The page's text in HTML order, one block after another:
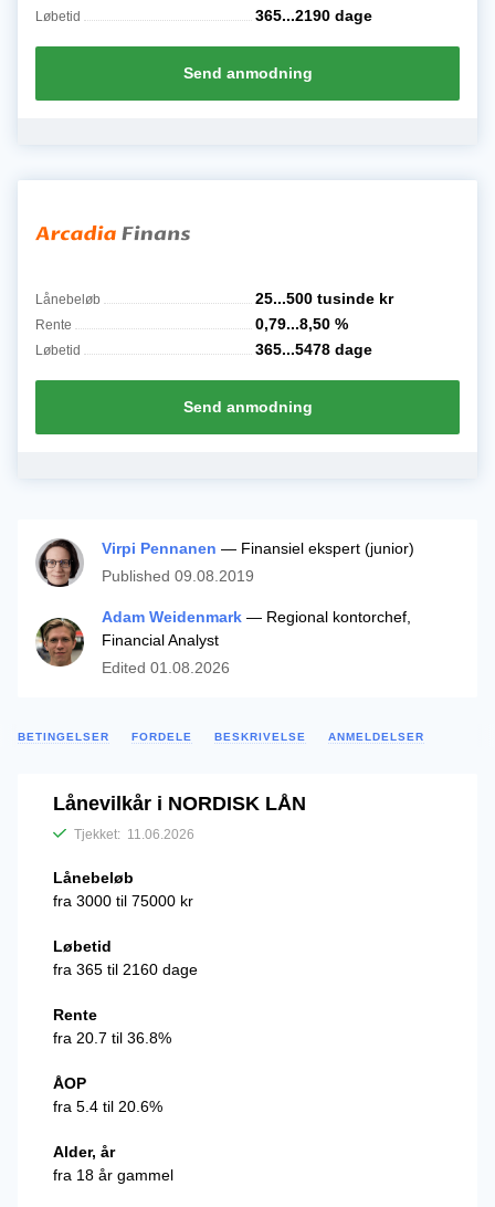
Løbetid 365...2190 dage
Send anmodning
Lånebeløb 25...500 tusinde kr
Rente 0,79...8,50 %
Løbetid 365...5478 dage
Send anmodning
Virpi Pennanen — Finansiel ekspert (junior)
Published 09.08.2019
Adam Weidenmark — Regional kontorchef,
Financial Analyst
Edited 01.08.2026
BETINGELSER FORDELE BESKRIVELSE ANMELDELSER
Lånevilkår i NORDISK LÅN
Tjekket: 11.06.2026
Lånebeløb
fra 3000 til 75000 kr
Løbetid
fra 365 til 2160 dage
Rente
fra 20.7 til 36.8%
ÅOP
fra 5.4 til 20.6%
Alder, år
fra 18 år gammel